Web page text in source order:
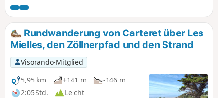
erkennen.
Rundwanderung von Carteret über Les
Mielles, den Zöllnerpfad und den Strand
Visorando-Mitglied
5,95 km
+141 m
-146 m
2:05 Std.
Leicht